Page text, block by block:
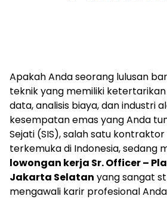
Apakah Anda seorang lulusan
teknik yang memiliki
data, analisis biaya, dan industri
kesempatan emas yang Anda
Sejati (SIS), salah satu
terkemuka di Indonesia, sedang
lowongan kerja Sr. Officer –
Jakarta Selatan yang sangat
mengawali karir profesional